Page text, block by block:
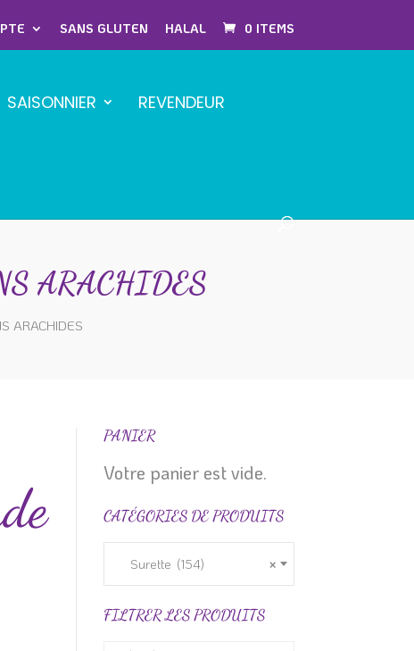
SANS GLUTEN HALAL 0 ITEMS
SAISONNIER REVENDEUR
ARACHIDES
ARACHIDES
PANIER
Votre panier est vide.
CATÉGORIES DE PRODUITS
×
Surette (154)
FILTRER LES PRODUITS